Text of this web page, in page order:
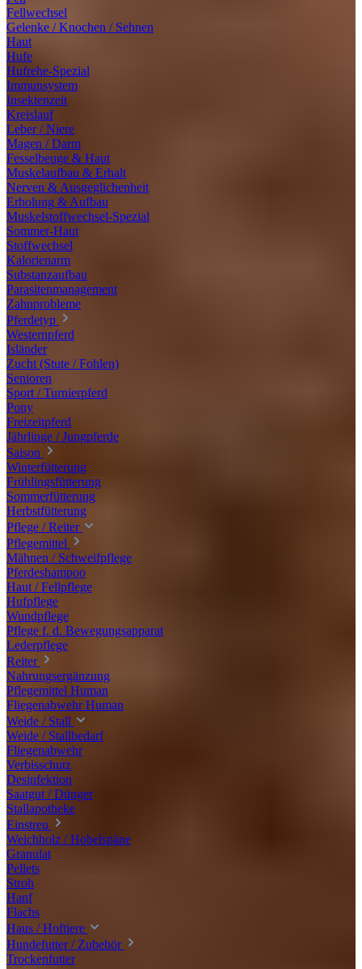
Fellwechsel
Gelenke / Knochen / Sehnen
Haut
Hufe
Hufrehe-Spezial
Immunsystem
Insektenzeit
Kreislauf
Leber / Niere
Magen / Darm
Fesselbeuge & Haut
Muskelaufbau & Erhalt
Nerven & Ausgeglichenheit
Erholung & Aufbau
Muskelstoffwechsel-Spezial
Sommer-Haut
Stoffwechsel
Kalorienarm
Substanzaufbau
Parasitenmanagement
Zahnprobleme
Pferdetyp
Westernpferd
Isländer
Zucht (Stute / Fohlen)
Senioren
Sport / Turnierpferd
Pony
Freizeitpferd
Jährlinge / Jungpferde
Saison
Winterfütterung
Frühlingsfütterung
Sommerfütterung
Herbstfütterung
Pflege / Reiter
Pflegemittel
Mähnen / Schweifpflege
Pferdeshampoo
Haut / Fellpflege
Hufpflege
Wundpflege
Pflege f. d. Bewegungsapparat
Lederpflege
Reiter
Nahrungsergänzung
Pflegemittel Human
Fliegenabwehr Human
Weide / Stall
Weide / Stallbedarf
Fliegenabwehr
Verbisschutz
Desinfektion
Saatgut / Dünger
Stallapotheke
Einstreu
Weichholz / Hobelspäne
Granulat
Pellets
Stroh
Hanf
Flachs
Haus / Hoftiere
Hundefutter / Zubehör
Trockenfutter